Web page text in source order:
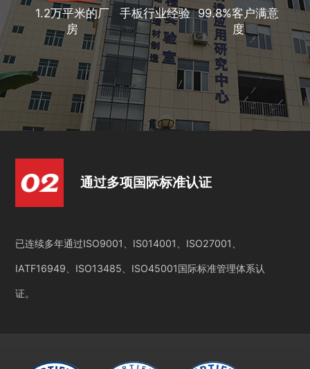
1.2万平米的厂
房
手板行业经验 99.8%客户满意
度
通过多项国际标准认证
已连续多年通过ISO9001、IS014001、ISO27001、
IATF16949、ISO13485、ISO45001国际标准管理体系认
证。